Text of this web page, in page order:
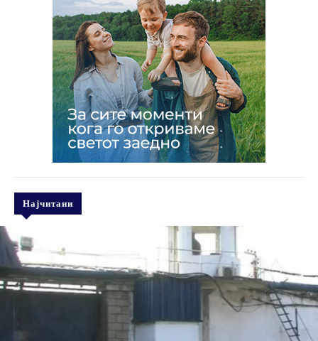
Најчитани